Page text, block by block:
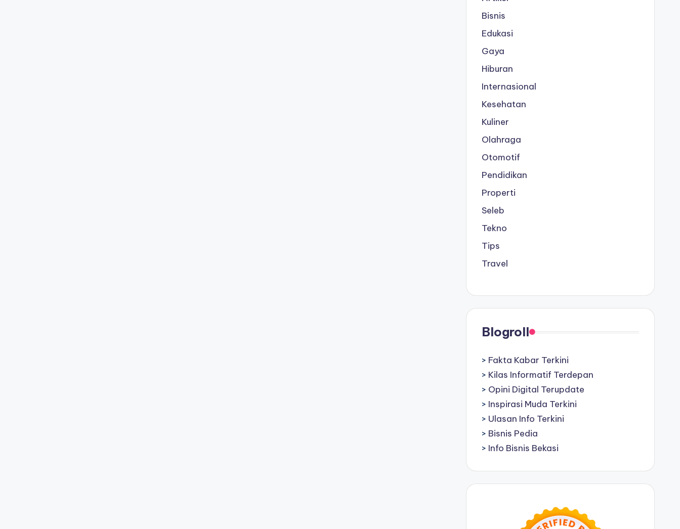
Bisnis
Edukasi
Gaya
Hiburan
Internasional
Kesehatan
Kuliner
Olahraga
Otomotif
Pendidikan
Properti
Seleb
Tekno
Tips
Travel
Blogroll
> Fakta Kabar Terkini
> Kilas Informatif Terdepan
> Opini Digital Terupdate
> Inspirasi Muda Terkini
> Ulasan Info Terkini
> Bisnis Pedia
> Info Bisnis Bekasi